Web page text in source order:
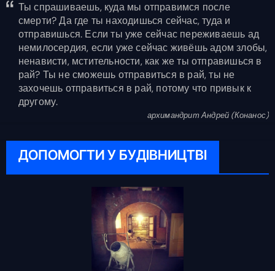
Ты спрашиваешь, куда мы отправимся после
смерти? Да где ты находишься сейчас, туда и
отправишься. Если ты уже сейчас переживаешь ад
немилосердия, если уже сейчас живёшь адом злобы,
ненависти, мстительности, как же ты отправишься в
рай? Ты не сможешь отправиться в рай, ты не
захочешь отправиться в рай, потому что привык к
другому.
архимандрит Андрей (Конанос)
ДОПОМОГТИ У БУДІВНИЦТВІ